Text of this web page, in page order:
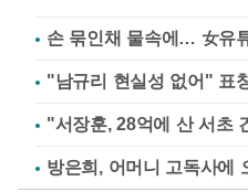
손 묶인채 물속에… 女유
"남규리 현실성 없어" 표
"서장훈, 28억에 산 서초
방은희, 어머니 고독사에